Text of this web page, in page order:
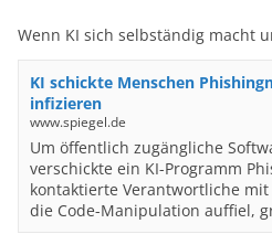
Wenn KI sich selbständig macht
KI schickte Menschen
infizieren
www.spiegel.de
Um öffentlich zugängliche
verschickte ein KI-Programm
kontaktierte Verantwortliche
die Code-Manipulation auffiel,